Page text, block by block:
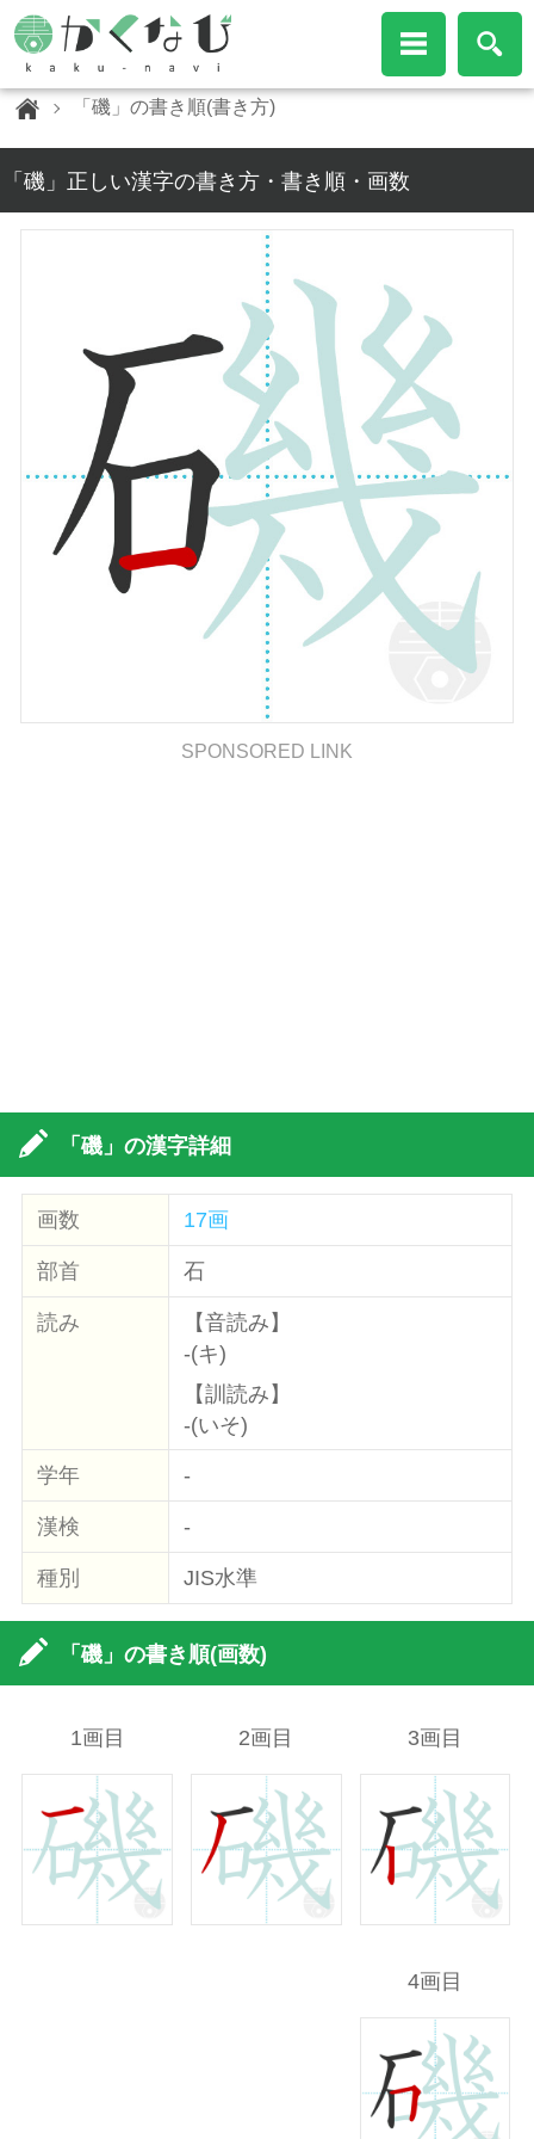
「磯」の書き順(書き方)
「磯」正しい漢字の書き方・書き順・画数
SPONSORED LINK
「磯」の漢字詳細
画数 17画
部首 石
読み
【音読み】
-(キ)
【訓読み】
-(いそ)
学年 -
漢検 -
種別 JIS水準
「磯」の書き順(画数)
1画目 2画目 3画目
4画目